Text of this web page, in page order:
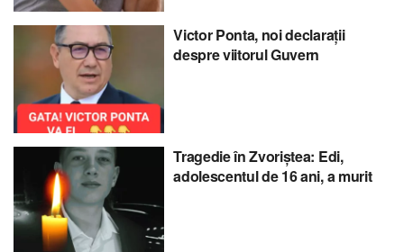
Victor Ponta, noi declarații
despre viitorul Guvern
Tragedie în Zvoriștea: Edi,
adolescentul de 16 ani, a murit